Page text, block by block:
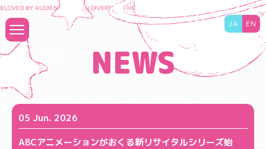
BY AUDIENCES TO DIVERSIFY THE CONTENT BUSINESS AND MAXIMIZE THE
JA EN
NEWS
05 Jun. 2026
ABCアニメーションがおくる新リサイタルシリーズ始